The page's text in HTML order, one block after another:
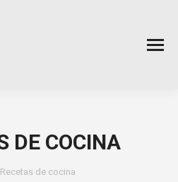
DE COCINA
Recetas de cocina